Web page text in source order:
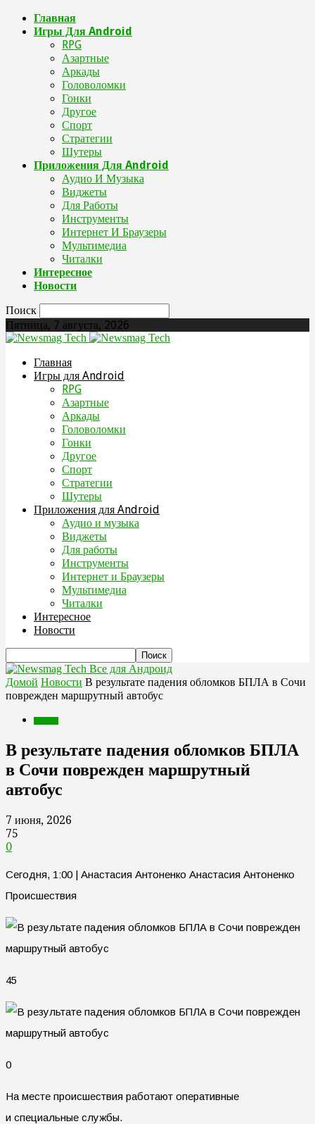
Главная
Игры Для Android
RPG
Азартные
Аркады
Головоломки
Гонки
Другое
Спорт
Стратегии
Шутеры
Приложения Для Android
Аудио И Музыка
Виджеты
Для Работы
Инструменты
Интернет И Браузеры
Мультимедиа
Читалки
Интересное
Новости
Поиск
Пятница, 7 августа, 2026
Главная
Игры для Android
RPG
Азартные
Аркады
Головоломки
Гонки
Другое
Спорт
Стратегии
Шутеры
Приложения для Android
Аудио и музыка
Виджеты
Для работы
Инструменты
Интернет и Браузеры
Мультимедиа
Читалки
Интересное
Новости
Все для Андроид
Домой Новости В результате падения обломков БПЛА в Сочи
поврежден маршрутный автобус
В результате падения обломков БПЛА
в Сочи поврежден маршрутный
автобус
7 июня, 2026
75
0
Сегодня, 1:00 | Анастасия Антоненко Анастасия Антоненко
Происшествия
45
0
На месте происшествия работают оперативные
и специальные службы.